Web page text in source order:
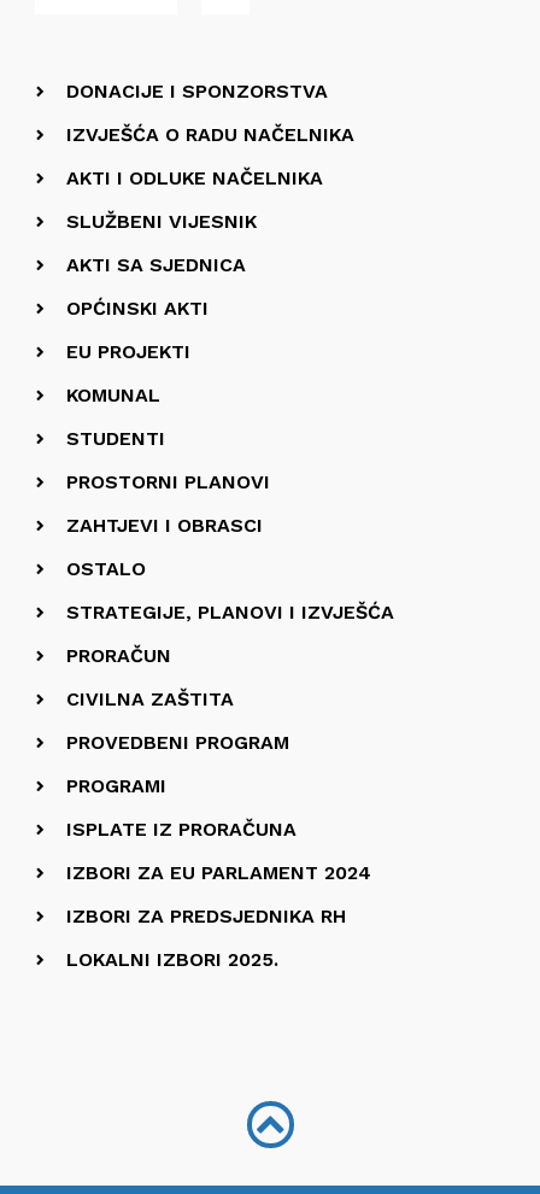
DONACIJE I SPONZORSTVA
IZVJEŠĆA O RADU NAČELNIKA
AKTI I ODLUKE NAČELNIKA
SLUŽBENI VIJESNIK
AKTI SA SJEDNICA
OPĆINSKI AKTI
EU PROJEKTI
KOMUNAL
STUDENTI
PROSTORNI PLANOVI
ZAHTJEVI I OBRASCI
OSTALO
STRATEGIJE, PLANOVI I IZVJEŠĆA
PRORAČUN
CIVILNA ZAŠTITA
PROVEDBENI PROGRAM
PROGRAMI
ISPLATE IZ PRORAČUNA
IZBORI ZA EU PARLAMENT 2024
IZBORI ZA PREDSJEDNIKA RH
LOKALNI IZBORI 2025.